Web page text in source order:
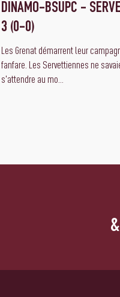
DINAMO-BSUPC -
3 (0-0)
Les Grenat démarrent leur
fanfare. Les Servettiennes ne
s'attendre au mo...